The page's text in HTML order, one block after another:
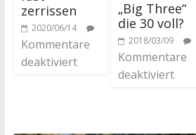
zerrissen
2020/06/14
Kommentare
deaktiviert
„Big Three“
die 30 voll?
2018/03/09
Kommentare
deaktiviert